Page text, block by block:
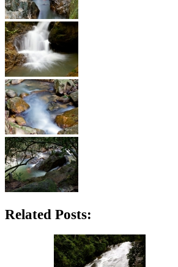
Related Posts: